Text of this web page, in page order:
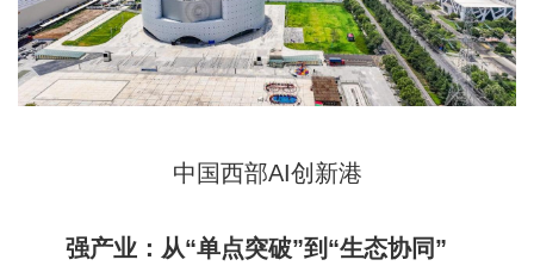
中国西部AI创新港
强产业：从“单点突破”到“生态协同”